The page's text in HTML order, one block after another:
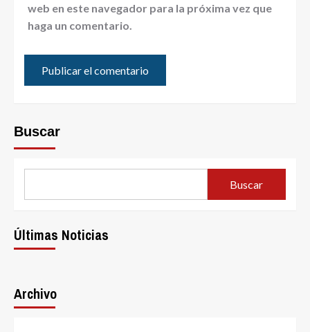
web en este navegador para la próxima vez que
haga un comentario.
Buscar
Buscar
Últimas Noticias
Archivo